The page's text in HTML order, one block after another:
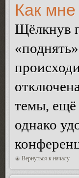
Как
Щёлкнув
темы, ещё
однако
Вернуться к началу